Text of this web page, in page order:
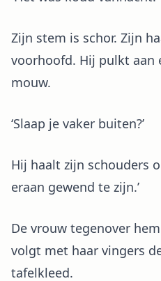
Zijn stem is schor. Zijn
voorhoofd. Hij pulkt aan
mouw.
‘Slaap je vaker buiten?’
Hij haalt zijn schouders
eraan gewend te zijn.’
De vrouw tegenover
volgt met haar vingers
tafelkleed.